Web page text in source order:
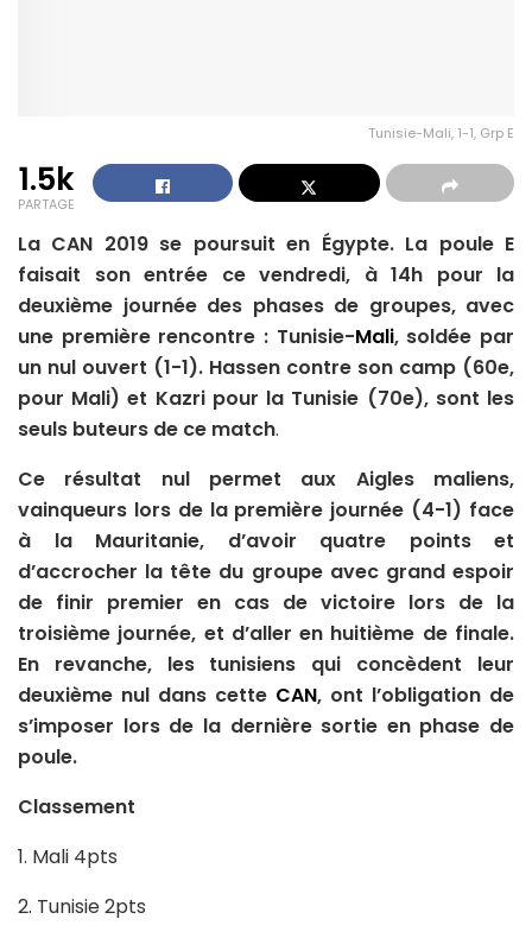
Tunisie-Mali, 1-1, Grp E
1.5k
PARTAGE
La CAN 2019 se poursuit en Égypte. La poule E
faisait son entrée ce vendredi, à 14h pour la
deuxième journée des phases de groupes, avec
une première rencontre : Tunisie-Mali, soldée par
un nul ouvert (1-1). Hassen contre son camp (60e,
pour Mali) et Kazri pour la Tunisie (70e), sont les
seuls buteurs de ce match.
Ce résultat nul permet aux Aigles maliens,
vainqueurs lors de la première journée (4-1) face
à la Mauritanie, d’avoir quatre points et
d’accrocher la tête du groupe avec grand espoir
de finir premier en cas de victoire lors de la
troisième journée, et d’aller en huitième de finale.
En revanche, les tunisiens qui concèdent leur
deuxième nul dans cette CAN, ont l’obligation de
s’imposer lors de la dernière sortie en phase de
poule.
Classement
1. Mali 4pts
2. Tunisie 2pts